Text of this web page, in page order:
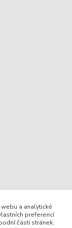
a analytické
preferencí
části stránek.